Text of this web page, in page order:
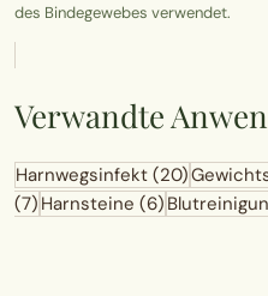
des Bindegewebes verwendet.
Verwandte
Harnwegsinfekt (20)
(7) Harnsteine (6)